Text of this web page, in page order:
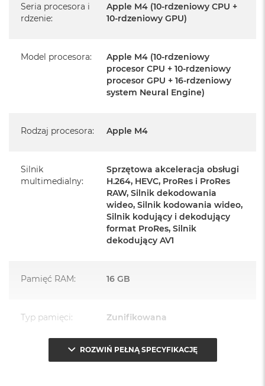
urządzenia.
Magic Keyboard z Touch ID
Zasilacz o mocy 143W
Przewód USB‑C do ładowania
PASUJE WSZĘDZIE– Ten zaskakująco smukły, dostępny w
zrobisz więcej szybciej. Bawisz się czy pracujesz, edytujesz
Seria procesora i
rdzenie:
Apple M4 (10-rdzeniowy CPU +
10-rdzeniowy GPU)
Model procesora:
Apple M4 (10-rdzeniowy
procesor CPU + 10-rdzeniowy
procesor GPU + 16-rdzeniowy
system Neural Engine)
Rodzaj procesora: Apple M4
Silnik
multimedialny:
Sprzętowa akceleracja obsługi
H.264, HEVC, ProRes i ProRes
RAW, Silnik dekodowania
wideo, Silnik kodowania wideo,
Silnik kodujący i dekodujący
format ProRes, Silnik
dekodujący AV1
Pamięć RAM: 16 GB
Typ pamięci: Zunifikowana
Przepustowość
120 GB/s
ROZWIŃ PEŁNĄ SPECYFIKACJĘ